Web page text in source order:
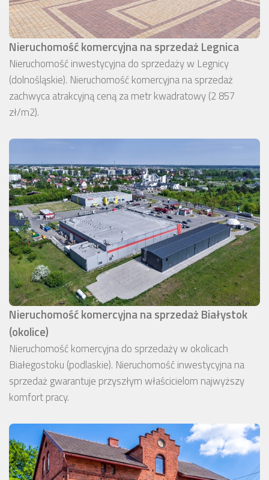
Nieruchomość komercyjna na sprzedaż Legnica
Nieruchomość inwestycyjna do sprzedaży w Legnicy
(dolnośląskie). Nieruchomość komercyjna na sprzedaż
zachwyca atrakcyjną ceną za metr kwadratowy (2 857
zł/m2).
Nieruchomość komercyjna na sprzedaż Białystok
(okolice)
Nieruchomość komercyjna do sprzedaży w okolicach
Białegostoku (podlaskie). Nieruchomość inwestycyjna na
sprzedaż gwarantuje przyszłym właścicielom najwyższy
komfort pracy.